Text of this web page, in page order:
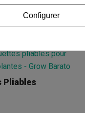
Pliables
Configurer